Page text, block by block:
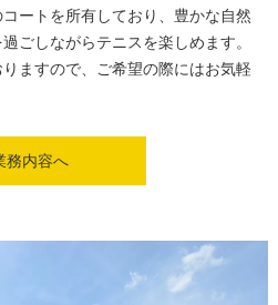
ートを所有しており、豊かな自然
ごしながらテニスを楽しめます。
ますので、ご希望の際にはお気軽
務内容へ